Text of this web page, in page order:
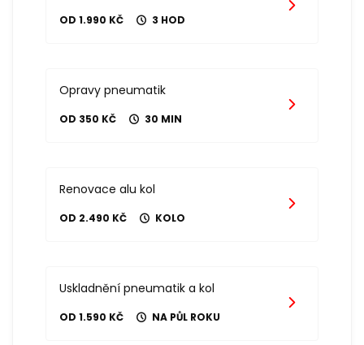
OD 1.990 KČ 3 HOD
Opravy pneumatik
OD 350 KČ 30 MIN
Renovace alu kol
OD 2.490 KČ KOLO
Uskladnění pneumatik a kol
OD 1.590 KČ NA PŮL ROKU